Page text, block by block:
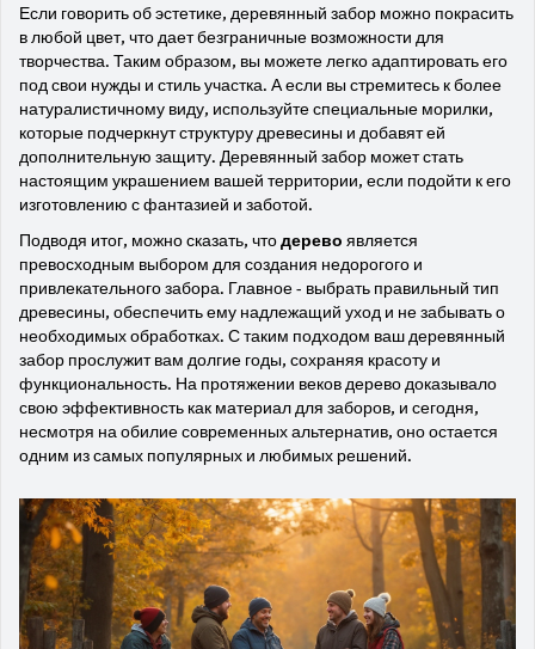
Если говорить об эстетике, деревянный забор можно покрасить
в любой цвет, что дает безграничные возможности для
творчества. Таким образом, вы можете легко адаптировать его
под свои нужды и стиль участка. А если вы стремитесь к более
натуралистичному виду, используйте специальные морилки,
которые подчеркнут структуру древесины и добавят ей
дополнительную защиту. Деревянный забор может стать
настоящим украшением вашей территории, если подойти к его
изготовлению с фантазией и заботой.
Подводя итог, можно сказать, чтодерево является
превосходным выбором для создания недорогого и
привлекательного забора. Главное - выбрать правильный тип
древесины, обеспечить ему надлежащий уход и не забывать о
необходимых обработках. С таким подходом ваш деревянный
забор прослужит вам долгие годы, сохраняя красоту и
функциональность. На протяжении веков дерево доказывало
свою эффективность как материал для заборов, и сегодня,
несмотря на обилие современных альтернатив, оно остается
одним из самых популярных и любимых решений.